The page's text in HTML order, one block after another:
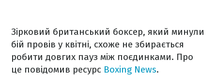
Зірковий британський боксер, який минули
бій провів у квітні, схоже не збирається
робити довгих пауз між поєдинками. Про
це повідомив ресурс Boxing News.